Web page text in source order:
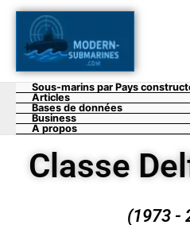
Aller
contenu
Sous-marins par Pays
Articles
Bases de données
Business
A propos
Classe
(1973 -